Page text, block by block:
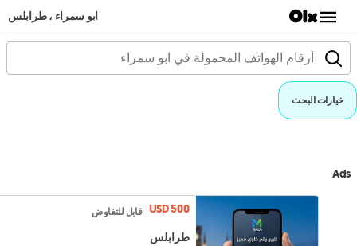
ابو سمراء ، طرابلس
خيارات البحث
Ads
USD 500 قابل للتفاوض
طرابلس